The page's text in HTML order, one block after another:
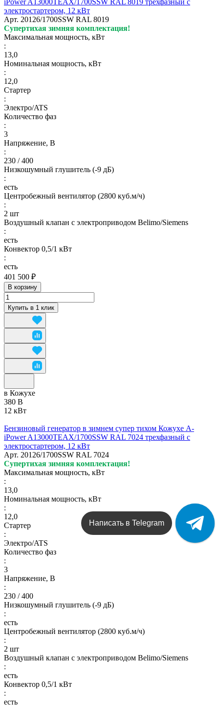
iPower A13000TEAX/1700SSW RAL 8019 трехфазный с
электростартером, 12 кВт
Арт. 20126/1700SSW RAL 8019
Супертихая зимняя комплектация!
Максимальная мощность, кВт
:
13,0
Номинальная мощность, кВт
:
12,0
Стартер
:
Электро/ATS
Количество фаз
:
3
Напряжение, В
:
230 / 400
Низкошумный глушитель (-9 дБ)
:
есть
Центробежный вентилятор (2800 куб.м/ч)
:
2 шт
Воздушный клапан с электроприводом Belimo/Siemens
:
есть
Конвектор 0,5/1 кВт
:
есть
401 500 ₽
В корзину
Купить в 1 клик
в Кожухе
380 В
12 кВт
Бензиновый генератор в зимнем супер тихом Кожухе A-
iPower A13000TEAX/1700SSW RAL 7024 трехфазный с
электростартером, 12 кВт
Арт. 20126/1700SSW RAL 7024
Супертихая зимняя комплектация!
Максимальная мощность, кВт
:
13,0
Номинальная мощность, кВт
:
12,0
Стартер
:
Электро/ATS
Количество фаз
:
3
Напряжение, В
:
230 / 400
Низкошумный глушитель (-9 дБ)
:
есть
Центробежный вентилятор (2800 куб.м/ч)
:
2 шт
Воздушный клапан с электроприводом Belimo/Siemens
:
есть
Конвектор 0,5/1 кВт
:
есть
Написать в Telegram